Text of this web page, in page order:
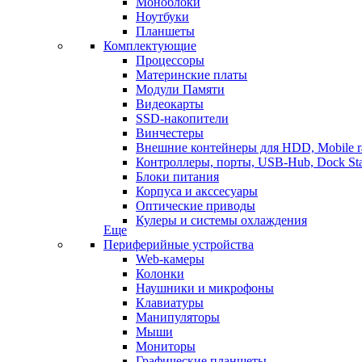
Ноутбуки
Планшеты
Комплектующие
Процессоры
Материнские платы
Модули Памяти
Видеокарты
SSD-накопители
Винчестеры
Внешние контейнеры для HDD, Mobile
Контроллеры, порты, USB-Hub, Dock
Блоки питания
Корпуса и акссесуары
Оптические приводы
Кулеры и системы охлаждения
Еще
Периферийные устройства
Web-камеры
Колонки
Наушники и микрофоны
Клавиатуры
Манипуляторы
Мыши
Мониторы